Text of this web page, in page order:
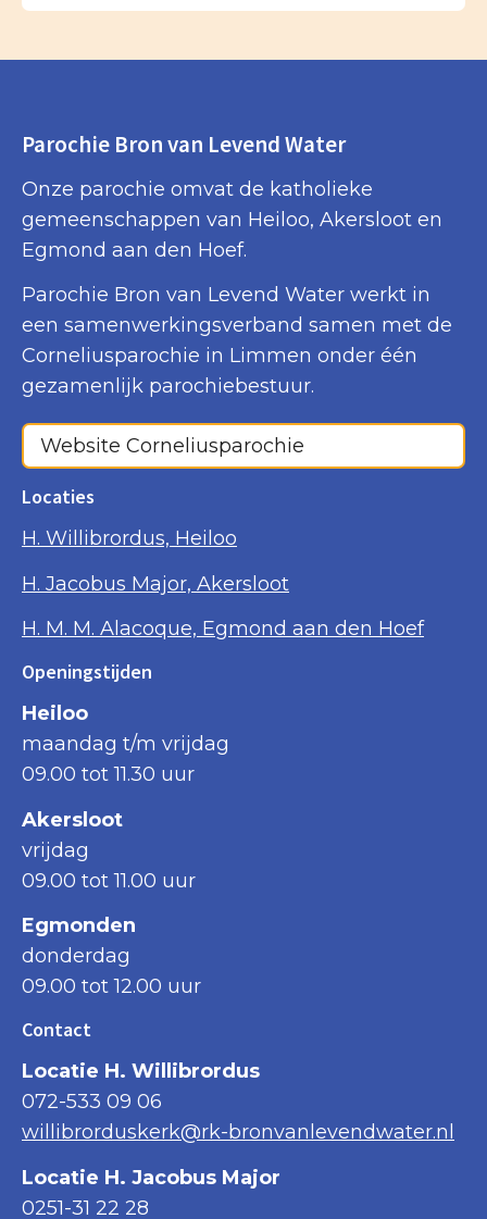
Parochie Bron van Levend Water
Onze parochie omvat de katholieke
gemeenschappen van Heiloo, Akersloot en
Egmond aan den Hoef.
Parochie Bron van Levend Water werkt in
een samenwerkingsverband samen met de
Corneliusparochie in Limmen onder één
gezamenlijk parochiebestuur.
Website Corneliusparochie
Locaties
H. Willibrordus, Heiloo
H. Jacobus Major, Akersloot
H. M. M. Alacoque, Egmond aan den Hoef
Openingstijden
Heiloo
maandag t/m vrijdag
09.00 tot 11.30 uur
Akersloot
vrijdag
09.00 tot 11.00 uur
Egmonden
donderdag
09.00 tot 12.00 uur
Contact
Locatie H. Willibrordus
072-533 09 06
willibrorduskerk@rk-bronvanlevendwater.nl
Locatie H. Jacobus Major
0251-31 22 28